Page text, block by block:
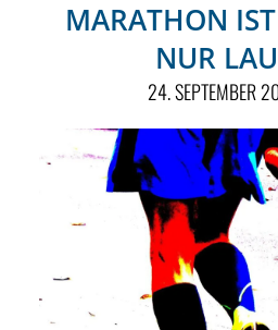
MARATHON
NUR
24. SEPTEMBER